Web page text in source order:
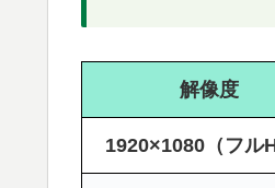
解像度
1920×1080（フル